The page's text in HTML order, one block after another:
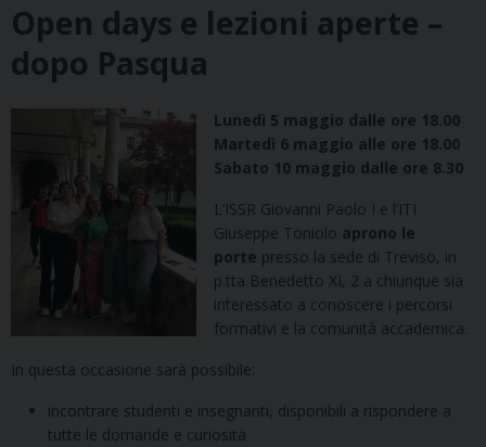
to
content
Open days e lezioni aperte –
dopo Pasqua
Lunedì 5 maggio dalle ore 18.00
Martedì 6 maggio alle ore 18.00
Sabato 10 maggio dalle ore 8.30
L’ISSR Giovanni Paolo I e l’ITI
Giuseppe Toniolo aprono le
porte presso la sede di Treviso, in
p.tta Benedetto XI, 2 a chiunque sia
interessato a conoscere i percorsi
formativi e la comunità accademica.
In questa occasione sarà possibile:
incontrare studenti e insegnanti, disponibili a rispondere a
tutte le domande e curiosità